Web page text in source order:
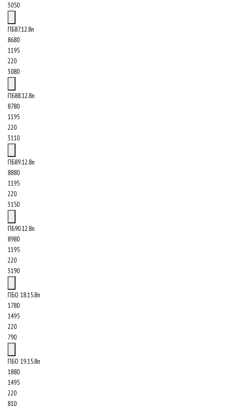
3050
ПБ87.12.8п
8680
1195
220
3080
ПБ88.12.8п
8780
1195
220
3110
ПБ89.12.8п
8880
1195
220
3150
ПБ90.12.8п
8980
1195
220
3190
ПБО 18.15.8п
1780
1495
220
790
ПБО 19.15.8п
1880
1495
220
810